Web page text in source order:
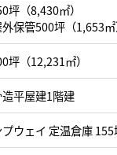
坪（8,430㎡）
保管500坪（1,653
坪（12,231㎡）
平屋建1階建
プウェイ 定温倉庫 155